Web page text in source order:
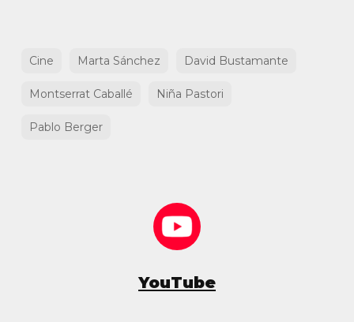
Cine Marta Sánchez David Bustamante
Montserrat Caballé Niña Pastori
Pablo Berger
YouTube